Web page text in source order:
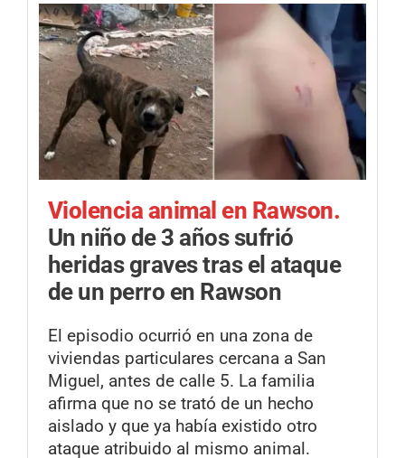
Violencia animal en Rawson.
Un niño de 3 años sufrió
heridas graves tras el ataque
de un perro en Rawson
El episodio ocurrió en una zona de
viviendas particulares cercana a San
Miguel, antes de calle 5. La familia
afirma que no se trató de un hecho
aislado y que ya había existido otro
ataque atribuido al mismo animal.